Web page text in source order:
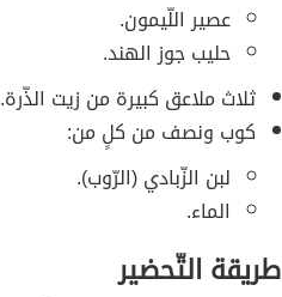
عصير اللّيمون.
حليب جوز الهند.
ثلاث ملاعق كبيرة من زيت الذّرة.
كوب ونصف من كلٍ من:
لبن الزّبادي (الرّوب).
الماء.
طريقة التّحضير